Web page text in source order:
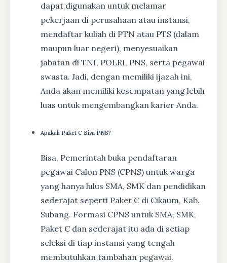
dapat digunakan untuk melamar
pekerjaan di perusahaan atau instansi,
mendaftar kuliah di PTN atau PTS (dalam
maupun luar negeri), menyesuaikan
jabatan di TNI, POLRI, PNS, serta pegawai
swasta. Jadi, dengan memiliki ijazah ini,
Anda akan memiliki kesempatan yang lebih
luas untuk mengembangkan karier Anda.
Apakah Paket C Bisa PNS?
Bisa, Pemerintah buka pendaftaran
pegawai Calon PNS (CPNS) untuk warga
yang hanya lulus SMA, SMK dan pendidikan
sederajat seperti Paket C di Cikaum, Kab.
Subang. Formasi CPNS untuk SMA, SMK,
Paket C dan sederajat itu ada di setiap
seleksi di tiap instansi yang tengah
membutuhkan tambahan pegawai.